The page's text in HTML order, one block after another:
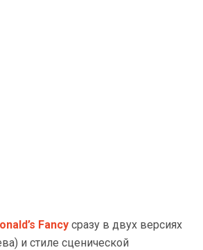
Fancy сразу в двух версиях
и стиле сценической